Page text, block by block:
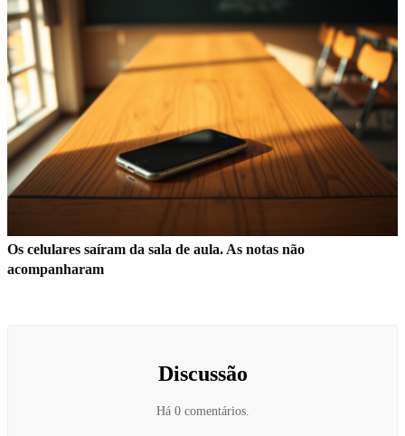
Os celulares saíram da sala de aula. As notas não
acompanharam
Discussão
Há 0 comentários.